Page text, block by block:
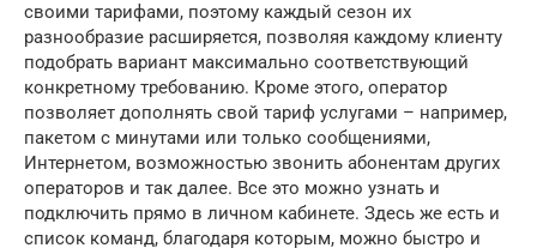
своими тарифами, поэтому каждый сезон их
разнообразие расширяется, позволяя каждому клиенту
подобрать вариант максимально соответствующий
конкретному требованию. Кроме этого, оператор
позволяет дополнять свой тариф услугами – например,
пакетом с минутами или только сообщениями,
Интернетом, возможностью звонить абонентам других
операторов и так далее. Все это можно узнать и
подключить прямо в личном кабинете. Здесь же есть и
список команд, благодаря которым, можно быстро и